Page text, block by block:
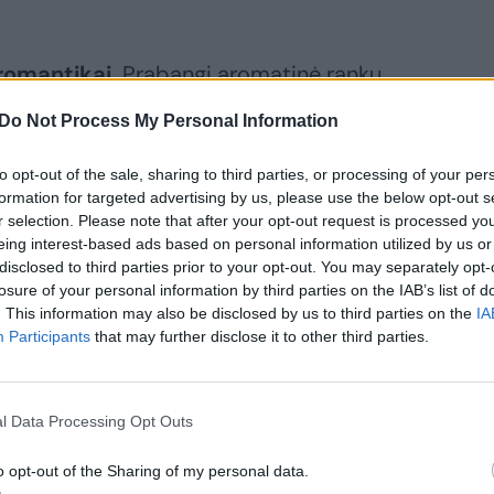
Do Not Process My Personal Information
opt-out of the sale, sharing to third parties, or processing of your
for targeted advertising by us, please use the below opt-out
selection. Please note that after your opt-out request is processed
interest-based ads based on personal information utilized by us
to third parties prior to your opt-out. You may separately
of your personal information by third parties on the IAB’s list of
This information may also be disclosed by us to third parties on the
Participants that may further disclose it to other third parties.
Data Processing Opt Outs
opt-out of the Sharing of my personal data.
Prabangi aromatinė rankų
dovana: simboliška, intymi ir
natūralaus vaško aromatinės
būdu.
pripildys jaunavedžių namus
ant valgomojo stalo ar miegamąjame, ji
švelnia šviesa, tyliais pokalbiais ir
kuriantiems pirmuosius
namų kvapas. Nuo gaivių